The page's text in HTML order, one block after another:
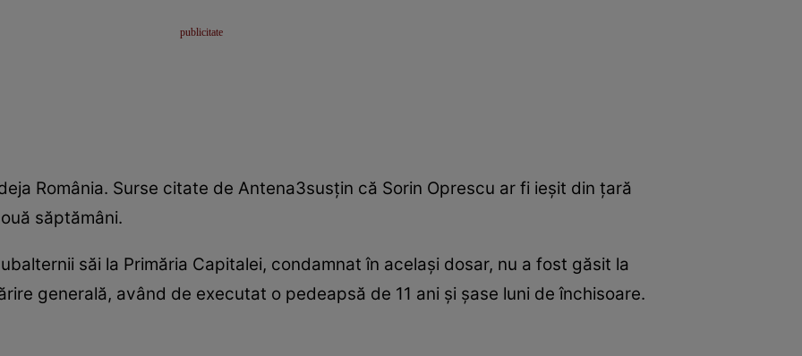
România. Surse citate de Antena3susțin că Sorin Oprescu ar fi ieșit din țară
săptămâni.
săi la Primăria Capitalei, condamnat în același dosar, nu a fost găsit la
generală, având de executat o pedeapsă de 11 ani și șase luni de închisoare.